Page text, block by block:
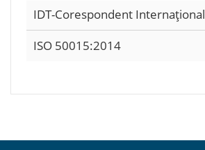
IDT-Corespondent Internaţional
ISO 50015:2014